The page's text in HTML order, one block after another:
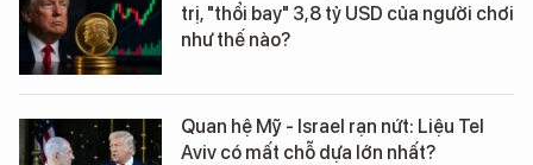
trị, "thổi bay" 3,8 tỷ USD của người chơi
như thế nào?
Quan hệ Mỹ - Israel rạn nứt: Liệu Tel
Aviv có mất chỗ dựa lớn nhất?